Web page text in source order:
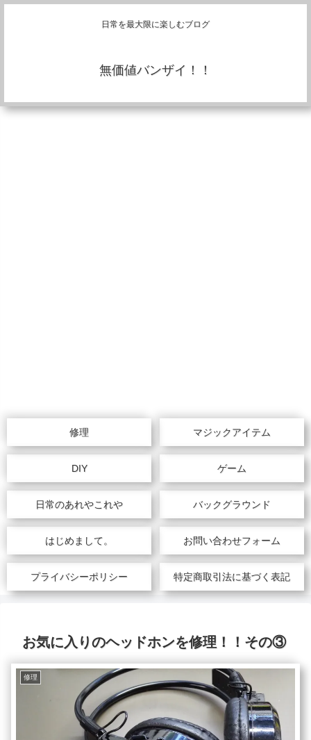
日常を最大限に楽しむブログ
無価値バンザイ！！
修理 マジックアイテム
DIY ゲーム
日常のあれやこれや バックグラウンド
はじめまして。 お問い合わせフォーム
プライバシーポリシー 特定商取引法に基づく表記
お気に入りのヘッドホンを修理！！その③
修理